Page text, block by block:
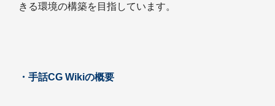
きる環境の構築を目指しています。
・手話CG Wikiの概要